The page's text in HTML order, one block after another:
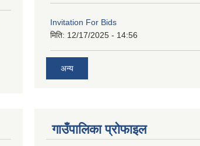
Invitation For Bids
मिति: 12/17/2025 - 14:56
अन्य
गाउँपालिका प्रोफाइल